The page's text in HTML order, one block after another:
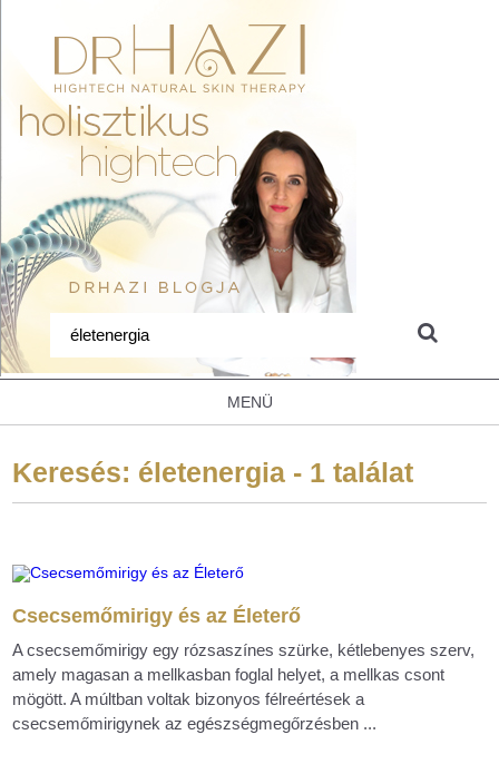
MENÜ
Keresés: életenergia - 1 találat
Csecsemőmirigy és az Életerő
A csecsemőmirigy egy rózsaszínes szürke, kétlebenyes szerv,
amely magasan a mellkasban foglal helyet, a mellkas csont
mögött. A múltban voltak bizonyos félreértések a
csecsemőmirigynek az egészségmegőrzésben ...